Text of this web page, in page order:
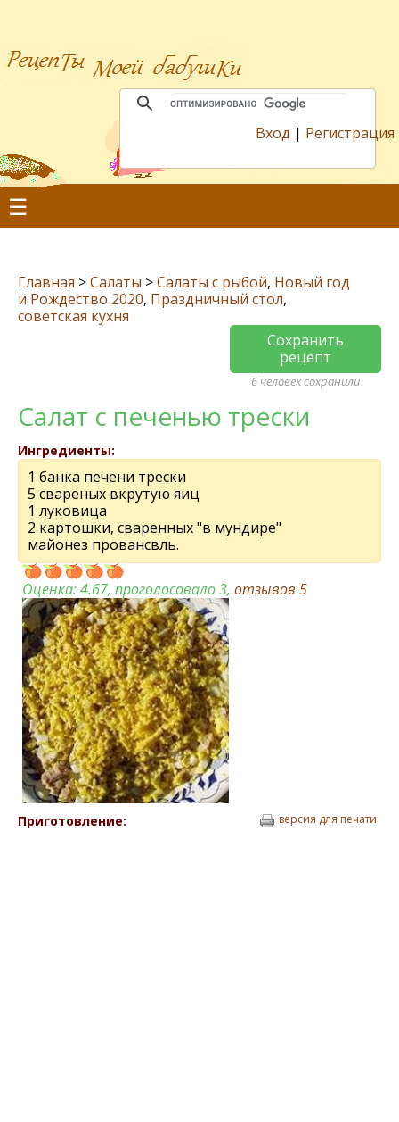
Вход | Регистрация
☰
Главная >Салаты >Салаты с рыбой, Новый год
и Рождество 2020, Праздничный стол,
советская кухня
Сохранить
рецепт
6 человек сохранили
Салат с печенью трески
Ингредиенты:
1 банка печени трески
5 свареных вкрутую яиц
1 луковица
2 картошки, сваренных "в мундире"
майонез провансвль.
Оценка:4.67, проголосовало 3, отзывов 5
Приготовление: версия для печати